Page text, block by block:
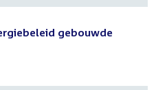
gebouwde